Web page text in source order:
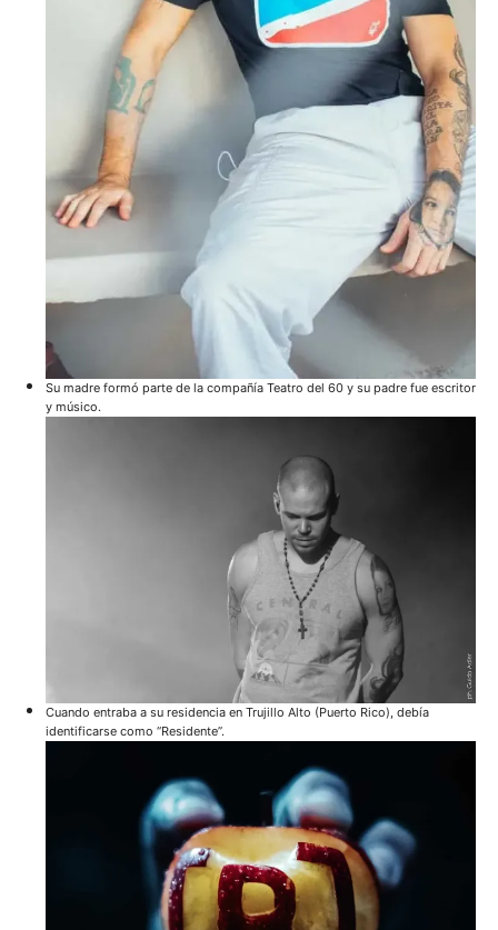
Su madre formó parte de la compañía Teatro del 60 y su padre fue escritor
y músico.
Cuando entraba a su residencia en Trujillo Alto (Puerto Rico), debía
identificarse como “Residente”.